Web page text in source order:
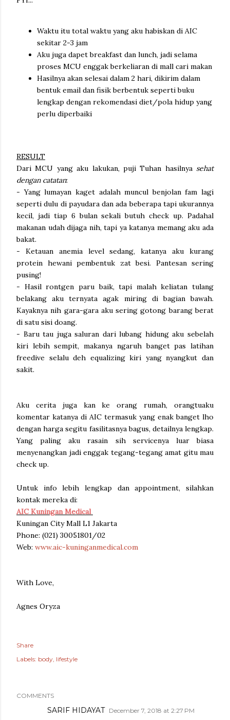
Waktu itu total waktu yang aku habiskan di AIC
sekitar 2-3 jam
Aku juga dapet breakfast dan lunch, jadi selama
proses MCU enggak berkeliaran di mall cari makan
Hasilnya akan selesai dalam 2 hari, dikirim dalam
bentuk email dan fisik berbentuk seperti buku
lengkap dengan rekomendasi diet/pola hidup yang
perlu diperbaiki
RESULT
Dari MCU yang aku lakukan, puji Tuhan hasilnya sehat
dengan catatan:
- Yang lumayan kaget adalah muncul benjolan fam lagi
seperti dulu di payudara dan ada beberapa tapi ukurannya
kecil, jadi tiap 6 bulan sekali butuh check up. Padahal
makanan udah dijaga nih, tapi ya katanya memang aku ada
bakat.
- Ketauan anemia level sedang, katanya aku kurang
protein hewani pembentuk zat besi. Pantesan sering
pusing!
- Hasil rontgen paru baik, tapi malah keliatan tulang
belakang aku ternyata agak miring di bagian bawah.
Kayaknya nih gara-gara aku sering gotong barang berat
di satu sisi doang.
- Baru tau juga saluran dari lubang hidung aku sebelah
kiri lebih sempit, makanya ngaruh banget pas latihan
freedive selalu deh equalizing kiri yang nyangkut dan
sakit.
Aku cerita juga kan ke orang rumah, orangtuaku
komentar katanya di AIC termasuk yang enak banget lho
dengan harga segitu fasilitasnya bagus, detailnya lengkap.
Yang paling aku rasain sih servicenya luar biasa
menyenangkan jadi enggak tegang-tegang amat gitu mau
check up.
Untuk info lebih lengkap dan appointment, silahkan
kontak mereka di:
AIC Kuningan Medical
Kuningan City Mall L1 Jakarta
Phone: (021) 30051801/02
Web: www.aic-kuninganmedical.com
With Love,
Agnes Oryza
Share
Labels: body lifestyle
COMMENTS
SARIF HIDAYAT December 7, 2018 at 2:27 PM